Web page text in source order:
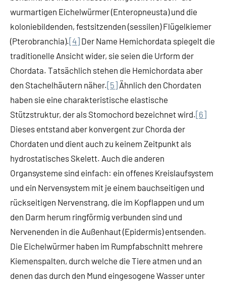
wurmartigen Eichelwürmer (Enteropneusta) und die
koloniebildenden, festsitzenden (sessilen) Flügelkiemer
(Pterobranchia).[4] Der Name Hemichordata spiegelt die
traditionelle Ansicht wider, sie seien die Urform der
Chordata. Tatsächlich stehen die Hemichordata aber
den Stachelhäutern näher.[5] Ähnlich den Chordaten
haben sie eine charakteristische elastische
Stützstruktur, der als Stomochord bezeichnet wird.[6]
Dieses entstand aber konvergent zur Chorda der
Chordaten und dient auch zu keinem Zeitpunkt als
hydrostatisches Skelett. Auch die anderen
Organsysteme sind einfach: ein offenes Kreislaufsystem
und ein Nervensystem mit je einem bauchseitigen und
rückseitigen Nervenstrang, die im Kopflappen und um
den Darm herum ringförmig verbunden sind und
Nervenenden in die Außenhaut (Epidermis) entsenden.
Die Eichelwürmer haben im Rumpfabschnitt mehrere
Kiemenspalten, durch welche die Tiere atmen und an
denen das durch den Mund eingesogene Wasser unter